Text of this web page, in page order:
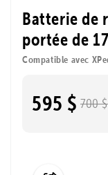
Batterie de
portée de
Compatible avec
595 $ 700 $